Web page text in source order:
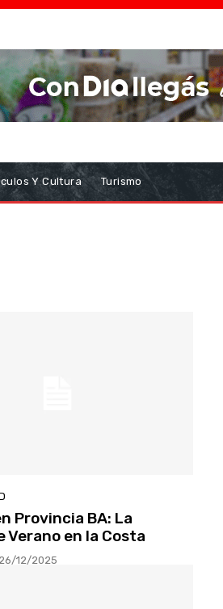
Y Cultura Turismo
Provincia BA: La
Verano en la Costa
26/12/2025